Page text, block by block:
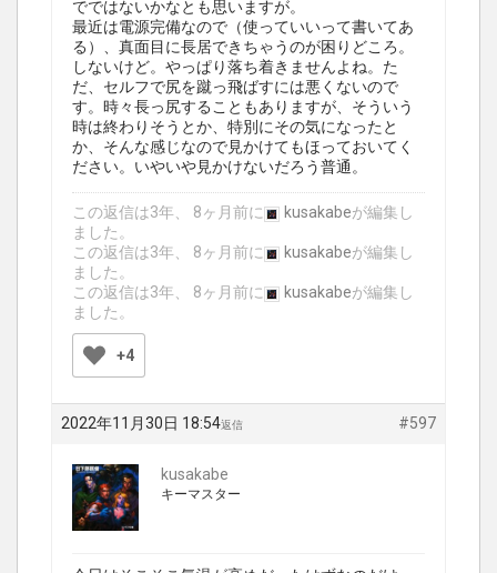
でではないかなとも思いますが。
最近は電源完備なので（使っていいって書いてあ
る）、真面目に長居できちゃうのが困りどころ。
しないけど。やっぱり落ち着きませんよね。た
だ、セルフで尻を蹴っ飛ばすには悪くないので
す。時々長っ尻することもありますが、そういう
時は終わりそうとか、特別にその気になったと
か、そんな感じなので見かけてもほっておいてく
ださい。いやいや見かけないだろう普通。
この返信は3年、 8ヶ月前に kusakabeが編集し
ました。
この返信は3年、 8ヶ月前に
kusakabeが編集し
ました。
この返信は3年、 8ヶ月前に
kusakabeが編集し
ました。
+4
2022年11月30日 18:54 #597
返信
kusakabe
キーマスター